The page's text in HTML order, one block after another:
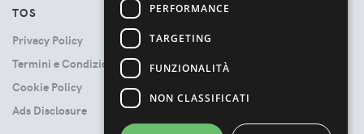
TOS
Privacy Policy
Termini e Condizioni
Cookie Policy
Ads Disclosure
PERFORMANCE
TARGETING
FUNZIONALITÀ
NON CLASSIFICATI